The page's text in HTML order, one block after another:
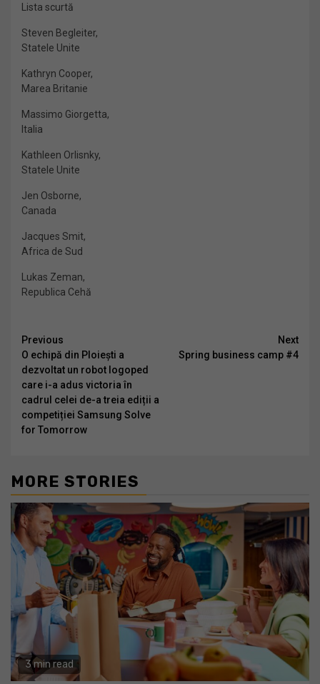
Lista scurtă
Steven Begleiter,
Statele Unite
Kathryn Cooper,
Marea Britanie
Massimo Giorgetta,
Italia
Kathleen Orlisnky,
Statele Unite
Jen Osborne,
Canada
Jacques Smit,
Africa de Sud
Lukas Zeman,
Republica Cehă
Continue
Reading
Previous
O echipă din Ploiești a
dezvoltat un robot logoped
care i-a adus victoria în
cadrul celei de-a treia ediții a
competiției Samsung Solve
for Tomorrow
Next
Spring business camp #4
MORE STORIES
3 min read